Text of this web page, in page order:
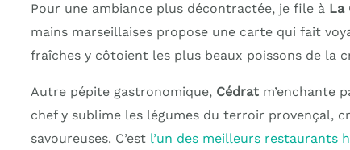
Pour une ambiance plus décontractée, je file à La
mains marseillaises propose une carte qui fait
fraîches y côtoient les plus beaux poissons de la
Autre pépite gastronomique, Cédratm’enchante
chef y sublime les légumes du terroir provençal,
savoureuses. C’est l’un des meilleurs restaurants